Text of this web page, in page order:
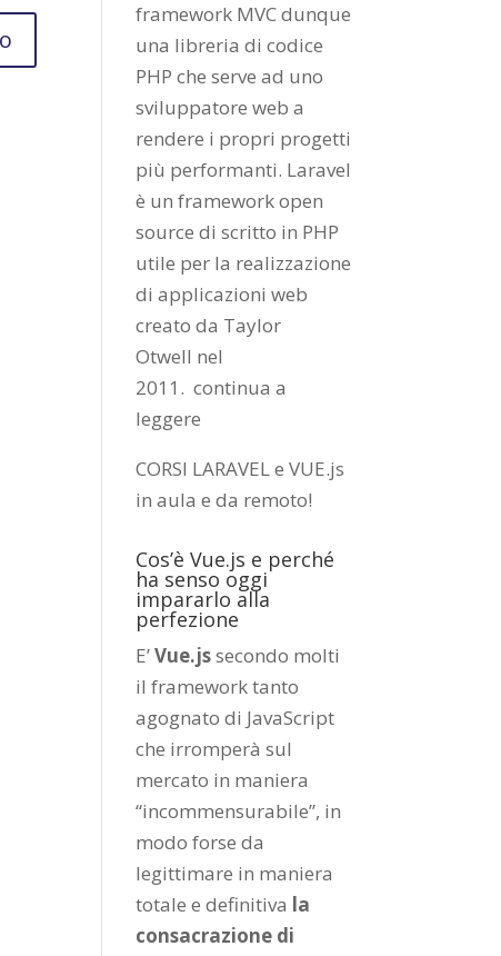
framework MVC dunque
una libreria di codice
PHP che serve ad uno
sviluppatore web a
rendere i propri progetti
più performanti. Laravel
è un framework open
source di scritto in PHP
utile per la realizzazione
di applicazioni web
creato da Taylor
Otwell nel
2011.continua a
leggere
CORSI LARAVEL e VUE.js
in aula e da remoto!
Cos’è Vue.js e perché
ha senso oggi
impararlo alla
perfezione
E’Vue.jssecondo molti
il framework tanto
agognato di JavaScript
che irromperà sul
mercato in maniera
“incommensurabile”, in
modo forse da
legittimare in maniera
totale e definitiva la
consacrazione di